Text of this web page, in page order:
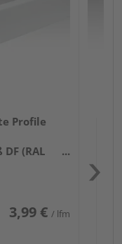
Profile
(RAL
3,99 € / lfm